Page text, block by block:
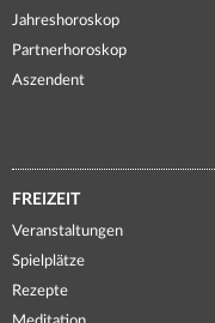
Jahreshoroskop
Partnerhoroskop
Aszendent
FREIZEIT
Veranstaltungen
Spielplätze
Rezepte